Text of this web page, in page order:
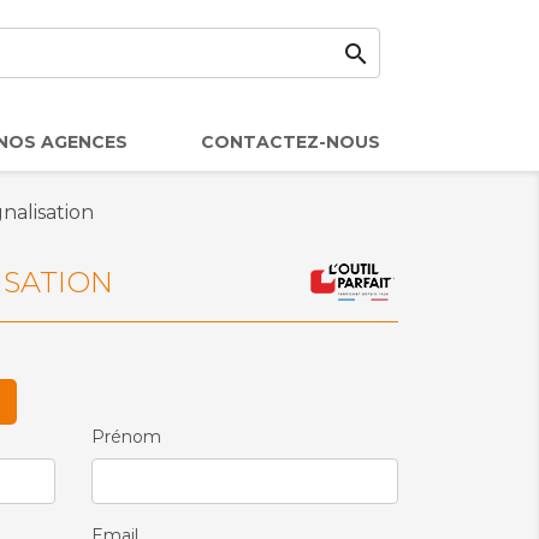

AGENCES CONTACTEZ-NOUS
Prénom